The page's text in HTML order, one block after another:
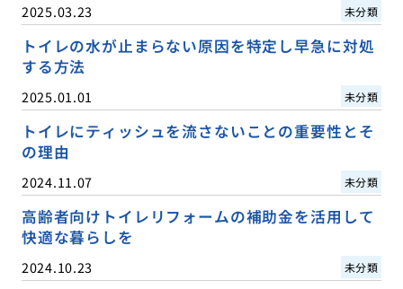
2025.03.23 未分類
トイレの水が止まらない原因を特定し早急に対処
する方法
2025.01.01 未分類
トイレにティッシュを流さないことの重要性とそ
の理由
2024.11.07 未分類
高齢者向けトイレリフォームの補助金を活用して
快適な暮らしを
2024.10.23 未分類